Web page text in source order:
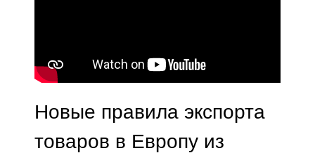
Новые правила экспорта
товаров в Европу из